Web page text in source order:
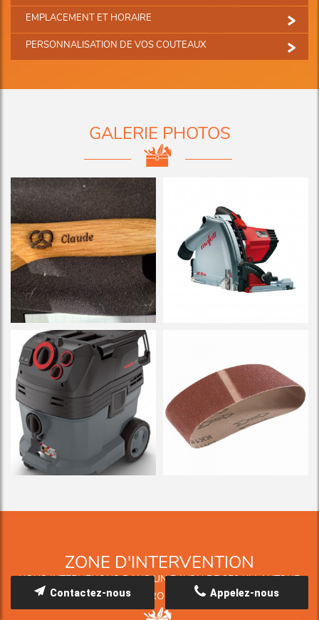
EMPLACEMENT ET HORAIRE
PERSONNALISATION DE VOS COUTEAUX
GALERIE PHOTOS
ZONE D'INTERVENTION
NOUS INTERVENONS DANS UN RAYON DE 250 KM AUTOUR
DE LA ROCHELLE Appelez-nous
Contactez-nous